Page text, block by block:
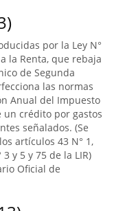
por la Ley N°
la Renta, que rebaja
de Segunda
las normas
Anual del Impuesto
un crédito por gastos
señalados. (Se
artículos 43 N° 1,
3 y 5 y 75 de la LIR)
Oficial de